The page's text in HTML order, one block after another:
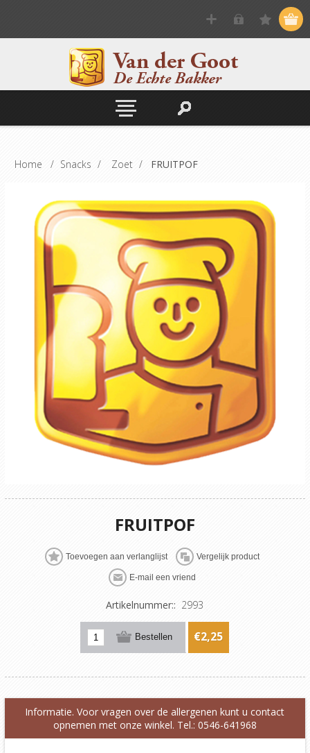
Home / Snacks / Zoet / FRUITPOF
FRUITPOF
Artikelnummer:: 2993
€2,25
Informatie. Voor vragen over de allergenen kunt u contact
opnemen met onze winkel. Tel.: 0546-641968